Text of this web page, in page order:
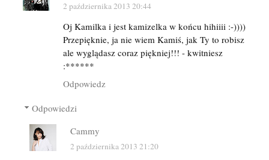
2 października 2013 20:44
Oj Kamilka i jest kamizelka w końcu hihiiii :-))))
Przepięknie, ja nie wiem Kamiś, jak Ty to robisz
ale wyglądasz coraz piękniej!!! - kwitniesz
:******
Odpowiedz
Odpowiedzi
Cammy
2 października 2013 21:20